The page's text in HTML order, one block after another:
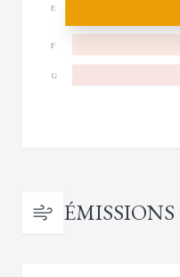
E
F
G
ÉMISSIONS